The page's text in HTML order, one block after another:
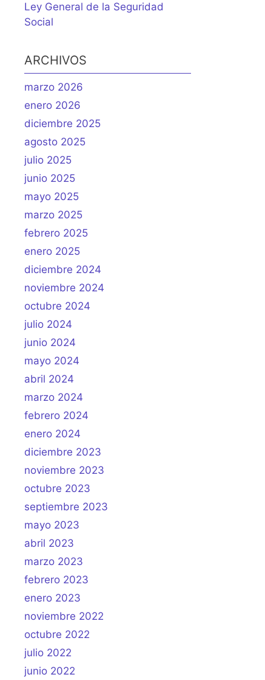
Ley General de la Seguridad
Social
ARCHIVOS
marzo 2026
enero 2026
diciembre 2025
agosto 2025
julio 2025
junio 2025
mayo 2025
marzo 2025
febrero 2025
enero 2025
diciembre 2024
noviembre 2024
octubre 2024
julio 2024
junio 2024
mayo 2024
abril 2024
marzo 2024
febrero 2024
enero 2024
diciembre 2023
noviembre 2023
octubre 2023
septiembre 2023
mayo 2023
abril 2023
marzo 2023
febrero 2023
enero 2023
noviembre 2022
octubre 2022
julio 2022
junio 2022